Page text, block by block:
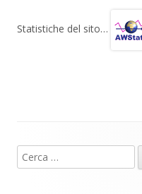
gr s b
Statistiche del sito…
piè
Ricerca
per: